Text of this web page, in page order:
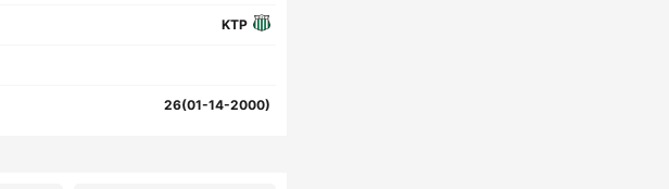
KTP
26(01-14-2000)